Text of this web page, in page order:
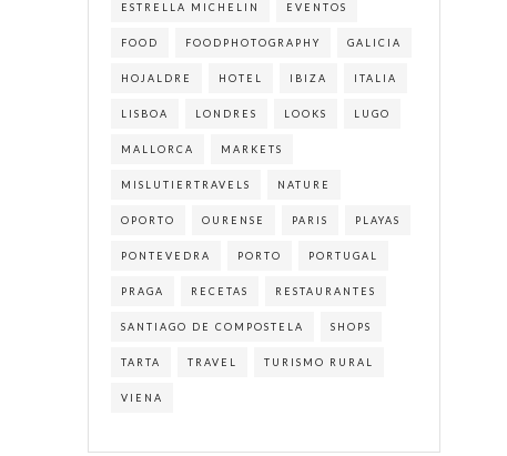
ESTRELLA MICHELIN EVENTOS
FOOD FOODPHOTOGRAPHY GALICIA
HOJALDRE HOTEL IBIZA ITALIA
LISBOA LONDRES LOOKS LUGO
MALLORCA MARKETS
MISLUTIERTRAVELS NATURE
OPORTO OURENSE PARIS PLAYAS
PONTEVEDRA PORTO PORTUGAL
PRAGA RECETAS RESTAURANTES
SANTIAGO DE COMPOSTELA SHOPS
TARTA TRAVEL TURISMO RURAL
VIENA